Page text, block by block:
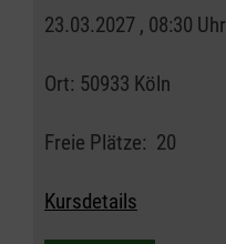
23.03.2027 , 08:30 Uhr
Ort: 50933 Köln
Freie Plätze: 20
Kursdetails